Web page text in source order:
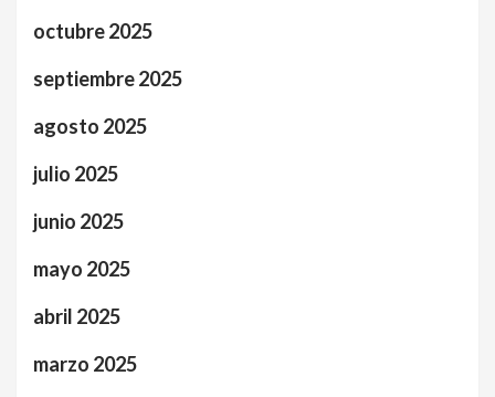
octubre 2025
septiembre 2025
agosto 2025
julio 2025
junio 2025
mayo 2025
abril 2025
marzo 2025